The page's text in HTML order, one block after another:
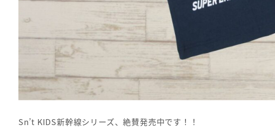
Sn’t KIDS新幹線シリーズ、絶賛発売中です！！